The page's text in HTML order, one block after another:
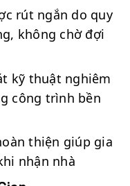
rút ngắn do quy
không chờ đợi
kỹ thuật nghiêm
công trình bền
thiện giúp gia
nhận nhà